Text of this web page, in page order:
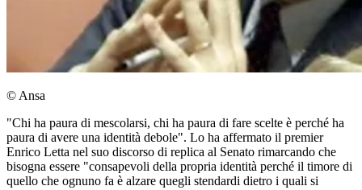
© Ansa
"Chi ha paura di mescolarsi, chi ha paura di fare scelte è perché ha
paura di avere una identità debole". Lo ha affermato il premier
Enrico Letta nel suo discorso di replica al Senato rimarcando che
bisogna essere "consapevoli della propria identità perché il timore di
quello che ognuno fa è alzare quegli stendardi dietro i quali si